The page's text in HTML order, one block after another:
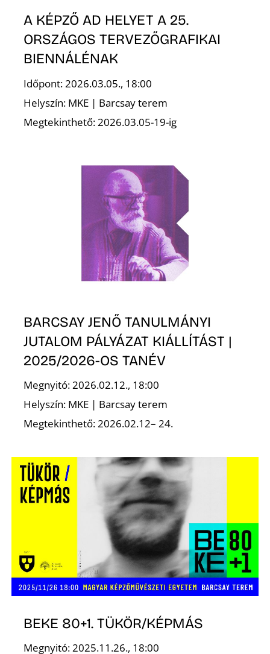
A KÉPZŐ AD HELYET A 25.
ORSZÁGOS TERVEZŐGRAFIKAI
BIENNÁLÉNAK
Időpont: 2026.03.05., 18:00
Helyszín: MKE | Barcsay terem
Megtekinthető: 2026.03.05-19-ig
BARCSAY JENŐ TANULMÁNYI
JUTALOM PÁLYÁZAT KIÁLLÍTÁST |
2025/2026-OS TANÉV
Megnyitó: 2026.02.12., 18:00
Helyszín: MKE | Barcsay terem
Megtekinthető: 2026.02.12– 24.
BEKE 80+1. TÜKÖR/KÉPMÁS
Megnyitó: 2025.11.26., 18:00